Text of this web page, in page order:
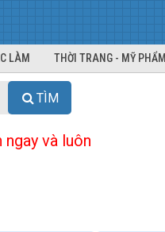
LÀM THỜI TRANG - MỸ PHẨM
TÌM
và luôn